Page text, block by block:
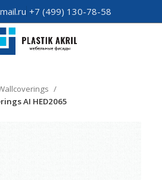
+7 (499) 130-78-58
AI HED2065